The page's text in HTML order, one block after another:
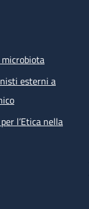
esterni a
l’Etica nella